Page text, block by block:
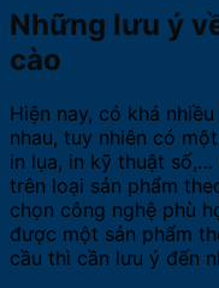
Những lưu ý
cào
Hiện nay, có khá
nhau, tuy nhiên có
in lụa, in kỹ thuật
trên loại sản phẩm
chọn công nghệ phù
được một sản phẩm
cầu thì cần lưu ý đến